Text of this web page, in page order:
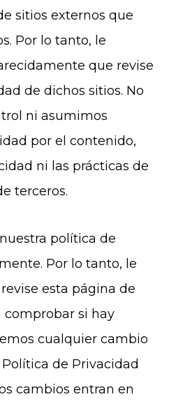
sitios externos que
Por lo tanto, le
que revise
de dichos sitios. No
ni asumimos
por el contenido,
ni las prácticas de
terceros.
política de
Por lo tanto, le
esta página de
si hay
cualquier cambio
de Privacidad
cambios entran en